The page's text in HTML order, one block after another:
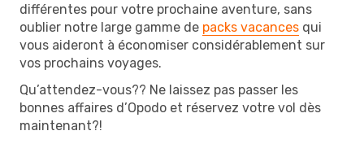
différentes pour votre prochaine aventure, sans
oublier notre large gamme de packs vacances qui
vous aideront à économiser considérablement sur
vos prochains voyages.
Qu’attendez-vous?? Ne laissez pas passer les
bonnes affaires d’Opodo et réservez votre vol dès
maintenant?!